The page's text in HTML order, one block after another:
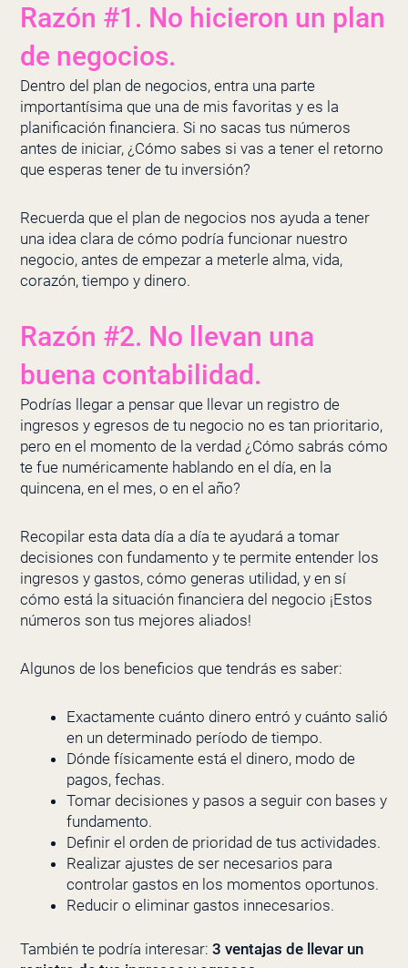
Razón #1. No hicieron un plan
de negocios.
Dentro del plan de negocios, entra una parte
importantísima que una de mis favoritas y es la
planificación financiera. Si no sacas tus números
antes de iniciar, ¿Cómo sabes si vas a tener el retorno
que esperas tener de tu inversión?
Recuerda que el plan de negocios nos ayuda a tener
una idea clara de cómo podría funcionar nuestro
negocio, antes de empezar a meterle alma, vida,
corazón, tiempo y dinero.
Razón #2. No llevan una
buena contabilidad.
Podrías llegar a pensar que llevar un registro de
ingresos y egresos de tu negocio no es tan prioritario,
pero en el momento de la verdad ¿Cómo sabrás cómo
te fue numéricamente hablando en el día, en la
quincena, en el mes, o en el año?
Recopilar esta data día a día te ayudará a tomar
decisiones con fundamento y te permite entender los
ingresos y gastos, cómo generas utilidad, y en sí
cómo está la situación financiera del negocio ¡Estos
números son tus mejores aliados!
Algunos de los beneficios que tendrás es saber:
Exactamente cuánto dinero entró y cuánto salió
en un determinado período de tiempo.
Dónde físicamente está el dinero, modo de
pagos, fechas.
Tomar decisiones y pasos a seguir con bases y
fundamento.
Definir el orden de prioridad de tus actividades.
Realizar ajustes de ser necesarios para
controlar gastos en los momentos oportunos.
Reducir o eliminar gastos innecesarios.
También te podría interesar: 3 ventajas de llevar un